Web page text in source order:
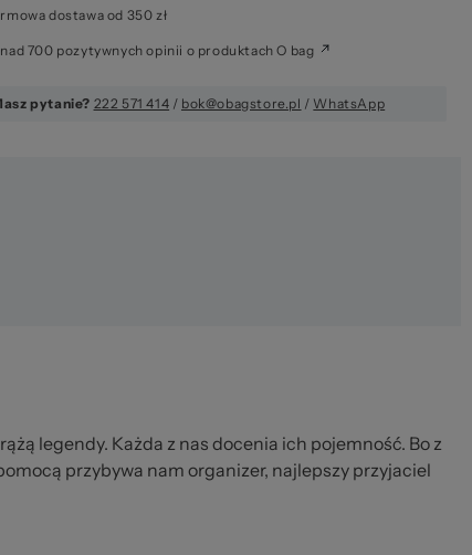
dostawa od 350 zł
700 pozytywnych opinii o produktach O bag
pytanie? 222 571 414 / bok@obagstore.pl / WhatsApp
legendy. Każda z nas docenia ich pojemność. Bo z
przybywa nam organizer, najlepszy przyjaciel